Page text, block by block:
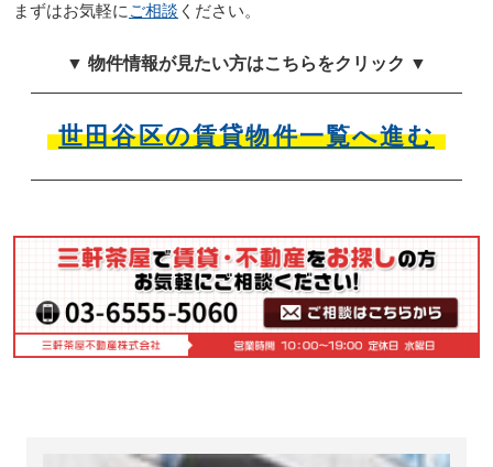
まずはお気軽に ご相談 ください。
▼ 物件情報が見たい方はこちらをクリック ▼
世田谷区の賃貸物件一覧へ進む